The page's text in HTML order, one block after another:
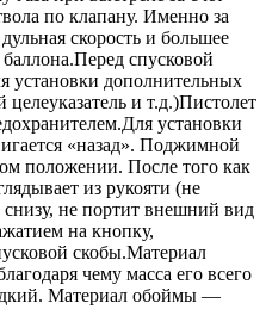
по клапану. Именно за
скорость и большее
спусковой
установки дополнительных
и т.д.)Пистолет
установки
«назад». Поджимной
положении. После того как
из рукояти (не
не портит внешний вид
на кнопку,
скобы.Материал
чему масса его всего
Материал обоймы —